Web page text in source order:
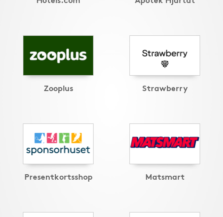
Zooplus Strawberry
Presentkortsshop Matsmart